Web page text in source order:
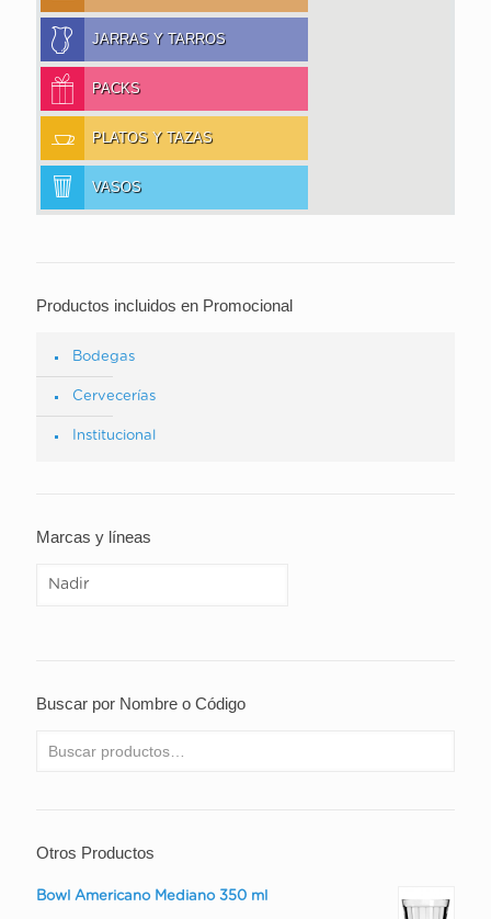
JARRAS Y TARROS
PACKS
PLATOS Y TAZAS
VASOS
Productos incluidos en Promocional
Bodegas
Cervecerías
Institucional
Marcas y líneas
Buscar por Nombre o Código
Otros Productos
Bowl Americano Mediano 350 ml